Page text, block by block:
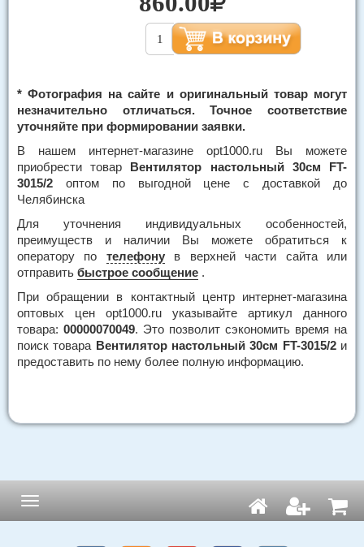
* Фотография на сайте и оригинальный товар могут
незначительно отличаться. Точное соответствие
уточняйте при формировании заявки.
В нашем интернет-магазине opt1000.ru Вы можете
приобрести товар Вентилятор настольный 30см FT-
3015/2 оптом по выгодной цене с доставкой до
Челябинска
Для уточнения индивидуальных особенностей,
преимуществ и наличии Вы можете обратиться к
оператору по телефонув верхней части сайта или
отправить быстрое сообщение .
При обращении в контактный центр интернет-магазина
оптовых цен opt1000.ru указывайте артикул данного
товара: 00000070049. Это позволит сэкономить время на
поиск товара Вентилятор настольный 30см FT-3015/2и
предоставить по нему более полную информацию.
Навигация